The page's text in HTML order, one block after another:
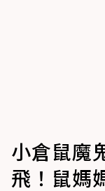
小倉鼠魔
飛！鼠媽